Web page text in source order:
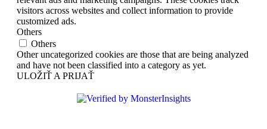
visitors across websites and collect information to provide
customized ads.
Others
Others
Other uncategorized cookies are those that are being analyzed
and have not been classified into a category as yet.
ULOŽIŤ A PRIJAŤ